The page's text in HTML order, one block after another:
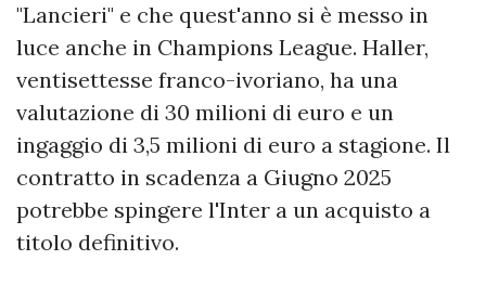
"Lancieri" e che quest'anno si è messo in
luce anche in Champions League. Haller,
ventisettesse franco-ivoriano, ha una
valutazione di 30 milioni di euro e un
ingaggio di 3,5 milioni di euro a stagione. Il
contratto in scadenza a Giugno 2025
potrebbe spingere l'Inter a un acquisto a
titolo definitivo.